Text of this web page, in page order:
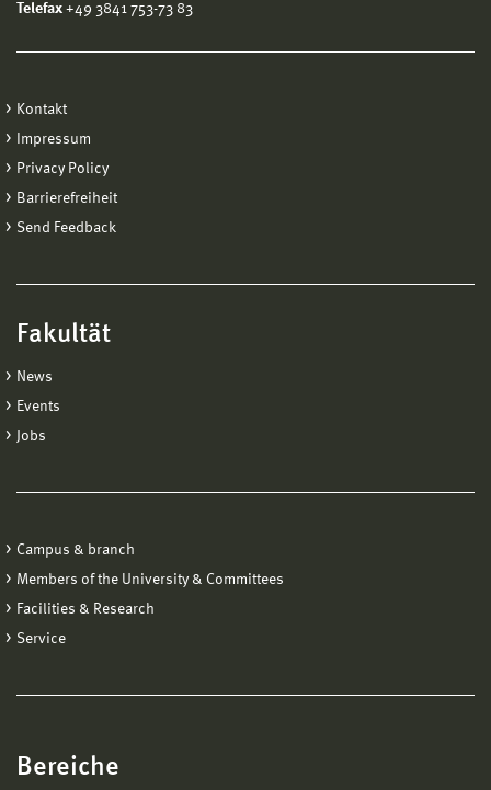
Telefax +49 3841 753-73 83
Kontakt
Impressum
Privacy Policy
Barrierefreiheit
Send Feedback
Fakultät
News
Events
Jobs
Campus & branch
Members of the University & Committees
Facilities & Research
Service
Bereiche